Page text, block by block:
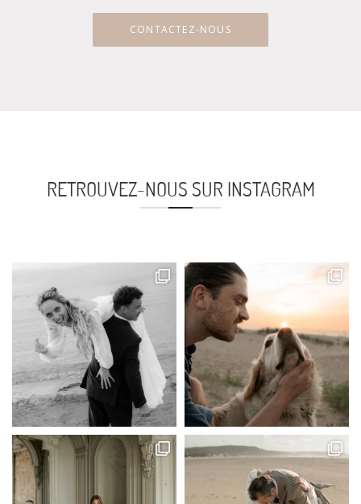
CONTACTEZ-NOUS
RETROUVEZ-NOUS SUR INSTAGRAM